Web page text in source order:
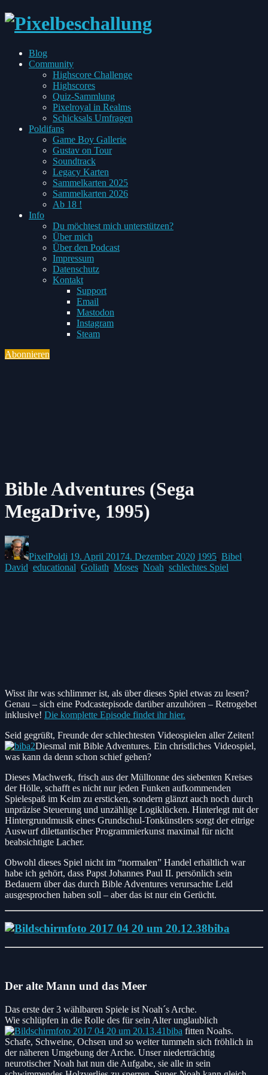
every
Pixel
Blog
CommunityToggle
child
menu
Highscore Challenge
Highscores
Quiz-Sammlung
Pixelroyal in Realms
Schicksals Umfragen
PoldifansToggle
child
menu
Game Boy Gallerie
Gustav on Tour
Soundtrack
Legacy Karten
Sammelkarten 2025
Sammelkarten 2026
Ab 18 !
InfoToggle
child
menu
Du möchtest mich unterstützen?
Über mich
Über den Podcast
Impressum
Datenschutz
KontaktToggle
child
menu
Support
Email
Mastodon
Instagram
Steam
Abonnieren
Bible Adventures (Sega
MegaDrive, 1995)
Posted
by:
PixelPoldi
on
19. April 20174. Dezember 2020
in:
1995, Bibel,
David, educational, Goliath, Moses, Noah, schlechtes Spiel
Wisst ihr was schlimmer ist, als über dieses Spiel etwas zu lesen?
Genau – sich eine Podcastepisode darüber anzuhören – Retrogebet
inklusive! Die komplette Episode findet ihr hier.
Seid gegrüßt, Freunde der schlechtesten Videospielen aller Zeiten!
Diesmal mit Bible Adventures. Ein christliches Videospiel,
was kann da denn schon schief gehen?
Dieses Machwerk, frisch aus der Mülltonne des siebenten Kreises
der Hölle, schafft es nicht nur jeden Funken aufkommenden
Spielespaß im Keim zu ersticken, sondern glänzt auch noch durch
unpräzise Steuerung und unzählige Logiklücken. Hinterlegt mit der
Hintergrundmusik eines Grundschul-Tonkünstlers sorgt der eitrige
Auswurf dilettantischer Programmierkunst maximal für nicht
beabsichtigte Lacher.
Obwohl dieses Spiel nicht im “normalen” Handel erhältlich war
habe ich gehört, dass Papst Johannes Paul II. persönlich sein
Bedauern über das durch Bible Adventures verursachte Leid
ausgesprochen haben soll – aber das ist nur ein Gerücht.
Der alte Mann und das Meer
Das erste der 3 wählbaren Spiele ist Noah´s Arche.
Wie schlüpfen in die Rolle des für sein Alter unglaublich
fitten Noahs.
Schafe, Schweine, Ochsen und so weiter tummeln sich fröhlich in
der näheren Umgebung der Arche. Unser niederträchtig
neurotischer Noah hat nun die Aufgabe, sie alle in sein